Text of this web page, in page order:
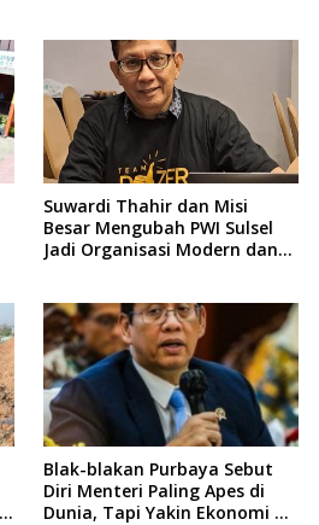
Suwardi Thahir dan Misi
Besar Mengubah PWI Sulsel
Jadi Organisasi Modern dan
Blak-blakan Purbaya Sebut
Diri Menteri Paling Apes di
Dunia, Tapi Yakin Ekonomi RI